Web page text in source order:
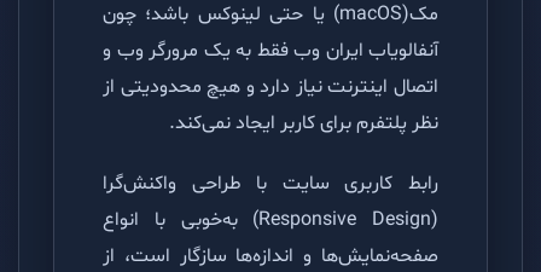
مک‌(macOS) یا حتی لینوکس باشد؛ چون
آنفالویاب ایران وب فقط به یک مرورگر وب و
اتصال اینترنت نیاز دارد و هیچ محدودیتی از
نظر پلتفرم برای کاربر ایجاد نمی‌کند.
رابط کاربری سایت با طراحی
واکنش‌گرا
(Responsive Design) به‌خوبی با انواع
صفحه‌نمایش‌ها و اندازه‌ها سازگار است، از